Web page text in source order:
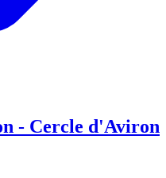
- Cercle d'Aviron